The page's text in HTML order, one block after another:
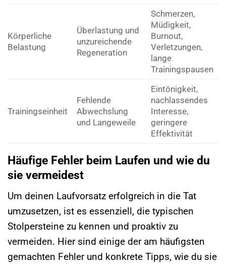
Körperliche
Belastung
Überlastung und
unzureichende
Regeneration
Schmerzen,
Müdigkeit,
Burnout,
Verletzungen,
lange
Trainingspausen
Trainingseinheit
Fehlende
Abwechslung
und Langeweile
Eintönigkeit,
nachlassendes
Interesse,
geringere
Effektivität
Häufige Fehler beim Laufen und wie du
sie vermeidest
Um deinen Laufvorsatz erfolgreich in die Tat
umzusetzen, ist es essenziell, die typischen
Stolpersteine zu kennen und proaktiv zu
vermeiden. Hier sind einige der am häufigsten
gemachten Fehler und konkrete Tipps, wie du sie